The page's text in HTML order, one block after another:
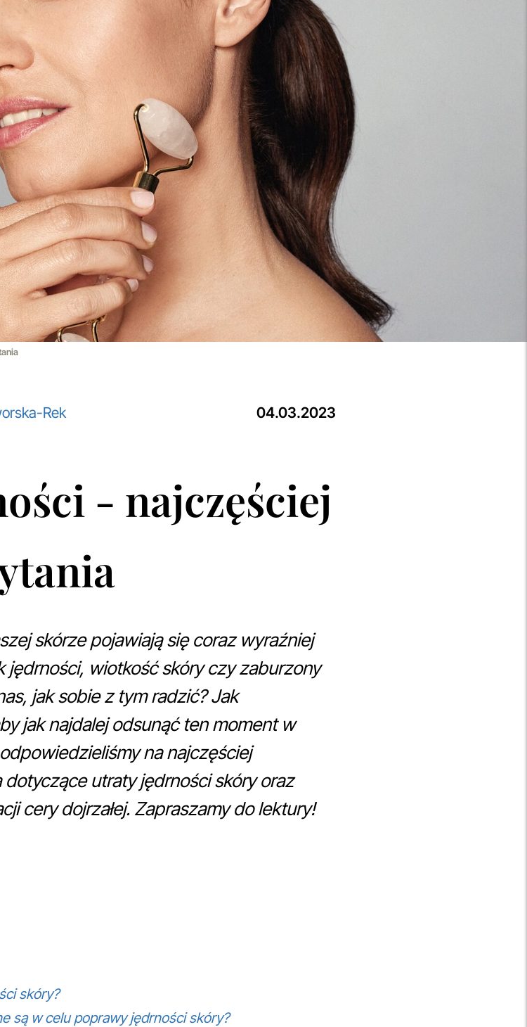
Rek 04.03.2023
- najczęściej
skórze pojawiają się coraz wyraźniej
jędrności, wiotkość skóry czy zaburzony
jak sobie z tym radzić? Jak
jak najdalej odsunąć ten moment w
na najczęściej
utraty jędrności skóry oraz
cery dojrzałej. Zapraszamy do lektury!
skóry?
są w celu poprawy jędrności skóry?